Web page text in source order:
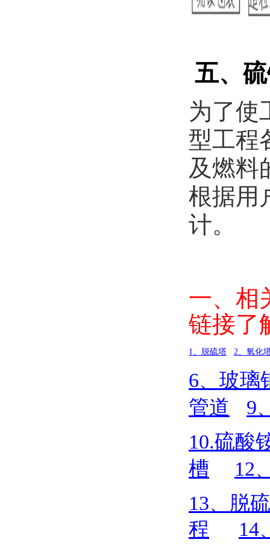
五、
为了使
型工程
及燃料
根据用
计。
一、相
链接了
1 、脱硫塔 2 、氧化
6、玻璃
管道
9
10.硫酸
槽
12
13、脱
程
14